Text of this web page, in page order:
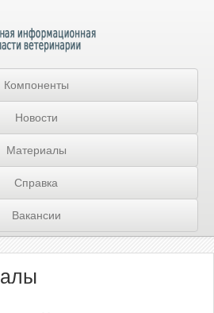
Компоненты
Новости
Материалы
Справка
Вакансии